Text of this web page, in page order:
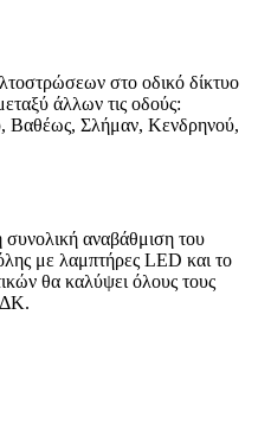
στο οδικό δίκτυο
άλλων τις οδούς:
Βαθέως, Σλήμαν, Κενδρηνού,
συνολική αναβάθμιση του
με λαμπτήρες LED και το
θα καλύψει όλους τους
ΔΚ.